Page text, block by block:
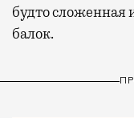
будто сложенная
балок.